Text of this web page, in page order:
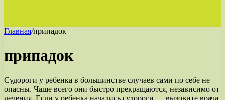
Главная/припадок
припадок
Судороги у ребенка в большинстве случаев сами по себе не
опасны. Чаще всего они быстро прекращаются, независимо от
лечения. Если у ребенка начались судороги — вызовите врача.